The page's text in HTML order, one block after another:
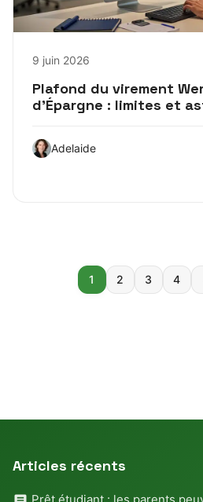
9 juin 2026
Plafond du virement
d’Épargne : limites et
Adelaide
1 2 3 4
Articles récents